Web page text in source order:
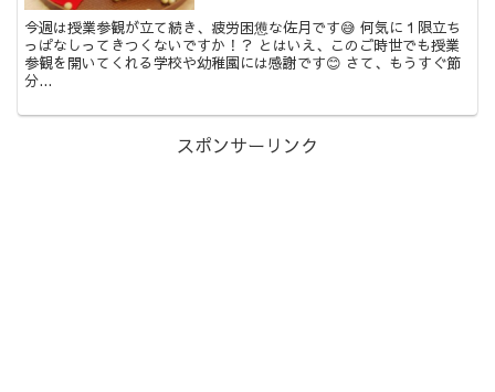
今週は授業参観が立て続き、疲労困憊な佐月です😅 何気に１限立ち
っぱなしってきつくないですか！？ とはいえ、このご時世でも授業
参観を開いてくれる学校や幼稚園には感謝です😊 さて、もうすぐ節
分...
スポンサーリンク